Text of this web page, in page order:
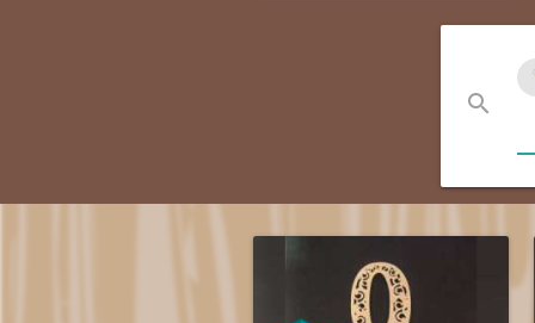
search